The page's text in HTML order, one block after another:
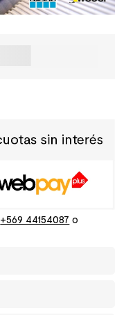
+569 44154087 o